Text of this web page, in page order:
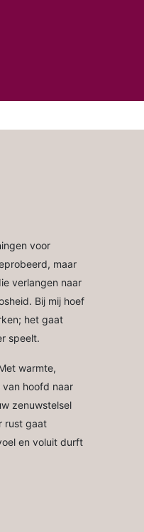
voor
maar
verlangen naar
Bij mij hoef
het gaat
speelt.
warmte,
van hoofd naar
zenuwstelsel
rust gaat
en voluit durft